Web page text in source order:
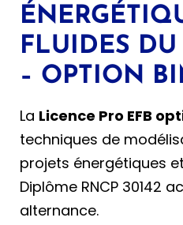
FLUIDES
– OPTION
La Licence Pro EFB
techniques de
projets énergétiques
Diplôme RNCP 30142
alternance.